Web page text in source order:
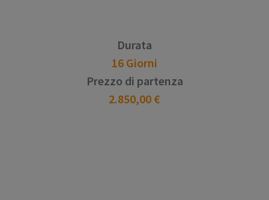
Durata
16 Giorni
Prezzo di partenza
2.850,00 €